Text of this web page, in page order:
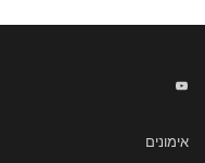
אימונים